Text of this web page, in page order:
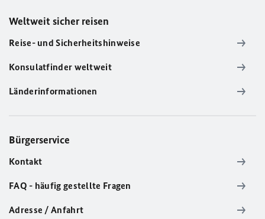
Weltweit sicher reisen
Reise- und Sicherheitshinweise
Konsulatfinder weltweit
Länderinformationen
Bürgerservice
Kontakt
FAQ - häufig gestellte Fragen
Adresse / Anfahrt